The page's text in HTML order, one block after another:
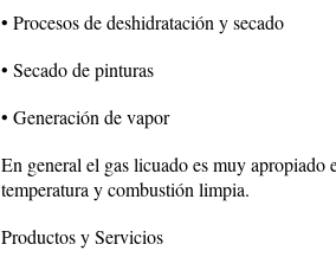
• Procesos de deshidratación y secado
• Secado de pinturas
• Generación de vapor
En general el gas licuado es muy
temperatura y combustión limpia.
Productos y Servicios